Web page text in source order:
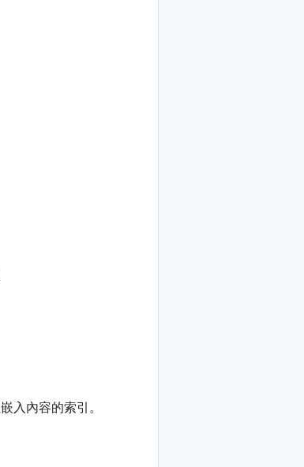
入內容的索引。